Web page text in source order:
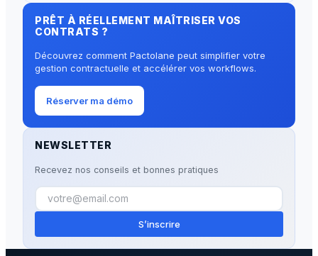
PRÊT À RÉELLEMENT MAÎTRISER VOS
CONTRATS ?
Découvrez comment Pactolane peut simplifier votre
gestion contractuelle et accélérer vos workflows.
Réserver ma démo
NEWSLETTER
Recevez nos conseils et bonnes pratiques
S’inscrire